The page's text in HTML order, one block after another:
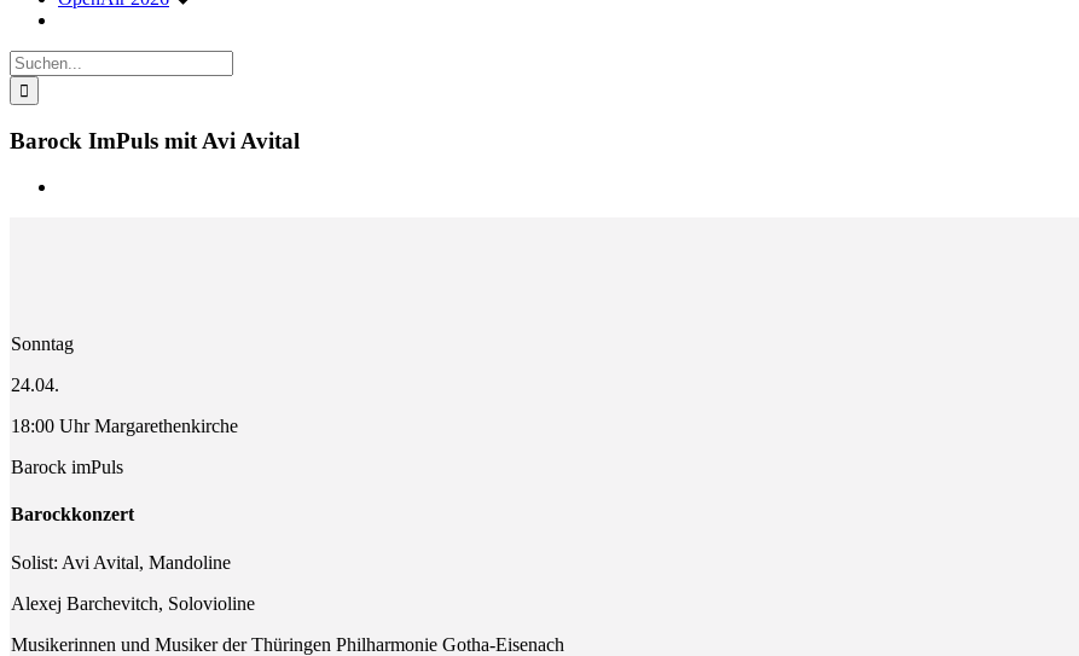
Suche
nach:
Barock ImPuls mit Avi Avital
Sonntag
24.04.
18:00 Uhr Margarethenkirche
Barock imPuls
Barockkonzert
Solist: Avi Avital, Mandoline
Alexej Barchevitch, Solovioline
Musikerinnen und Musiker der Thüringen Philharmonie Gotha-Eisenach